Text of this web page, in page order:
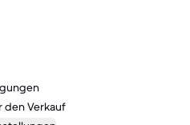
den Verkauf